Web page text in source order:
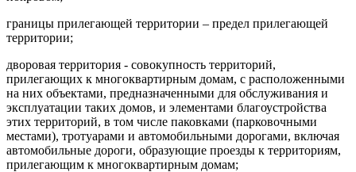
границы прилегающей территории – предел прилегающей
территории;
дворовая территория - совокупность территорий,
прилегающих к многоквартирным домам, с расположенными
на них объектами, предназначенными для обслуживания и
эксплуатации таких домов, и элементами благоустройства
этих территорий, в том числе паковками (парковочными
местами), тротуарами и автомобильными дорогами, включая
автомобильные дороги, образующие проезды к территориям,
прилегающим к многоквартирным домам;